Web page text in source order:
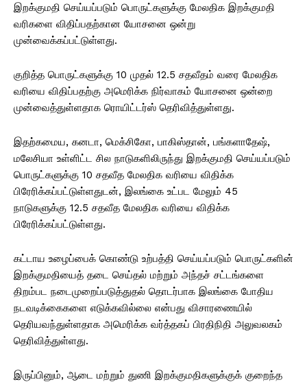
இறக்குமதி செய்யப்படும் பொருட்களுக்கு மேலதிக இறக்குமதி
வரிகளை விதிப்பதற்கான யோசனை ஒன்று
முன்வைக்கப்பட்டுள்ளது.
குறித்த பொருட்களுக்கு 10 முதல் 12.5 சதவீதம் வரை மேலதிக
வரியை விதிப்பதற்கு அமெரிக்க நிர்வாகம் யோசனை ஒன்றை
முன்வைத்துள்ளதாக ரொயிட்டர்ஸ் தெரிவித்துள்ளது.
இதற்கமைய, கனடா, மெக்சிகோ, பாகிஸ்தான், பங்களாதேஷ்,
மலேசியா உள்ளிட்ட சில நாடுகளிலிருந்து இறக்குமதி செய்யப்படும்
பொருட்களுக்கு 10 சதவீத மேலதிக வரியை விதிக்க
பிரேரிக்கப்பட்டுள்ளதுடன், இலங்கை உட்பட மேலும் 45
நாடுகளுக்கு 12.5 சதவீத மேலதிக வரியை விதிக்க
பிரேரிக்கப்பட்டுள்ளது.
கட்டாய உழைப்பைக் கொண்டு உற்பத்தி செய்யப்படும் பொருட்களின்
இறக்குமதியைத் தடை செய்தல் மற்றும் அந்தச் சட்டங்களை
திறம்பட நடைமுறைப்படுத்துதல் தொடர்பாக இலங்கை போதிய
நடவடிக்கைகளை எடுக்கவில்லை என்பது விசாரணையில்
தெரியவந்துள்ளதாக அமெரிக்க வர்த்தகப் பிரதிநிதி அலுவலகம்
தெரிவித்துள்ளது.
இருப்பினும், ஆடை மற்றும் துணி இறக்குமதிகளுக்குக் குறைந்த